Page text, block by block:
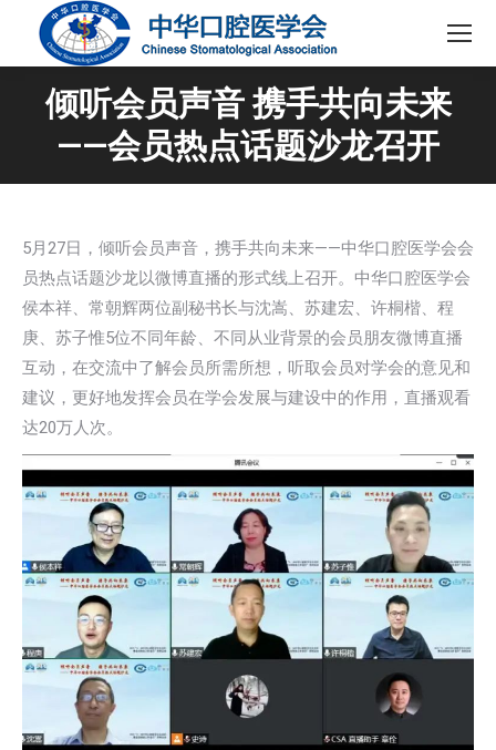
倾听会员声音 携手共向未来
——会员热点话题沙龙召开
5月27日，倾听会员声音，携手共向未来——中华口腔医学会会
员热点话题沙龙以微博直播的形式线上召开。中华口腔医学会
侯本祥、常朝辉两位副秘书长与沈嵩、苏建宏、许桐楷、程
庚、苏子惟5位不同年龄、不同从业背景的会员朋友微博直播
互动，在交流中了解会员所需所想，听取会员对学会的意见和
建议，更好地发挥会员在学会发展与建设中的作用，直播观看
达20万人次。